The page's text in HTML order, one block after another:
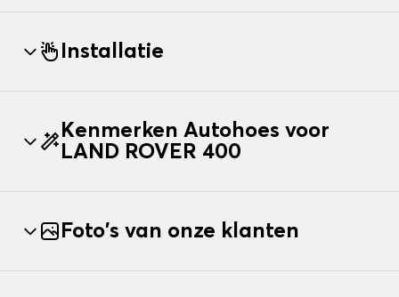
Installatie
Kenmerken Autohoes voor
LAND ROVER 400
Foto's van onze klanten